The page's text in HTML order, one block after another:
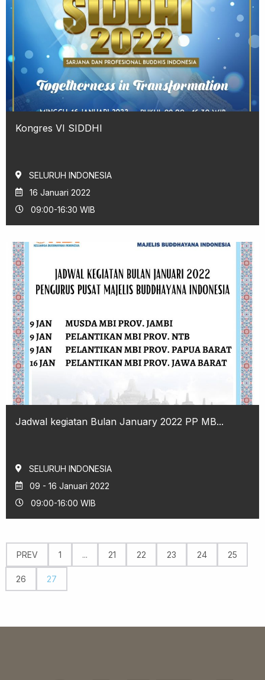
Kongres VI SIDDHI
SELURUH INDONESIA
16 Januari 2022
09:00-16:30 WIB
Jadwal kegiatan Bulan January 2022 PP MB...
SELURUH INDONESIA
09 - 16 Januari 2022
09:00-16:00 WIB
PREV 1 ... 21 22 23 24 25
26 27